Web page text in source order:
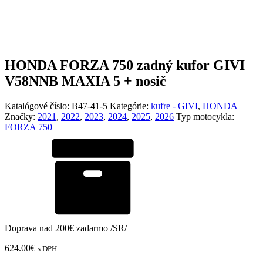
HONDA FORZA 750 zadný kufor GIVI
V58NNB MAXIA 5 + nosič
Katalógové číslo: B47-41-5 Kategórie: kufre - GIVI, HONDA
Značky: 2021 , 2022, 2023, 2024, 2025, 2026 Typ motocykla:
FORZA 750
Doprava nad 200€ zadarmo /SR/
624.00€ s DPH